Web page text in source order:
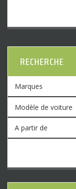
RECHERCHE